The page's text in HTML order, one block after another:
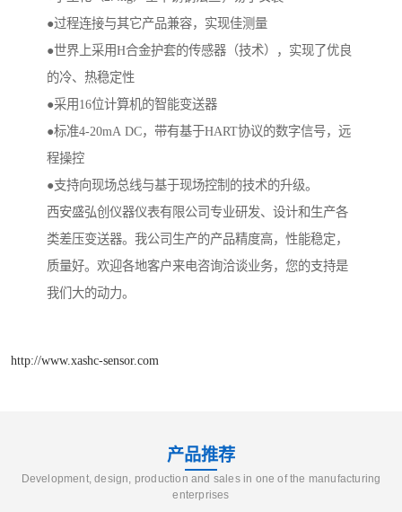
●过程连接与其它产品兼容，实现佳测量
●世界上采用H合金护套的传感器（技术），实现了优良
的冷、热稳定性
●采用16位计算机的智能变送器
●标准4-20mA DC，带有基于HART协议的数字信号，远
程操控
●支持向现场总线与基于现场控制的技术的升级。
西安盛弘创仪器仪表有限公司专业研发、设计和生产各
类差压变送器。我公司生产的产品精度高，性能稳定，
质量好。欢迎各地客户来电咨询洽谈业务，您的支持是
我们大的动力。
http://www.xashc-sensor.com
产品推荐
Development, design, production and sales in one of the manufacturing
enterprises